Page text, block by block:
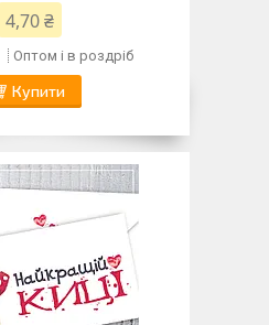
4,70 ₴
Оптом і в роздріб
Купити